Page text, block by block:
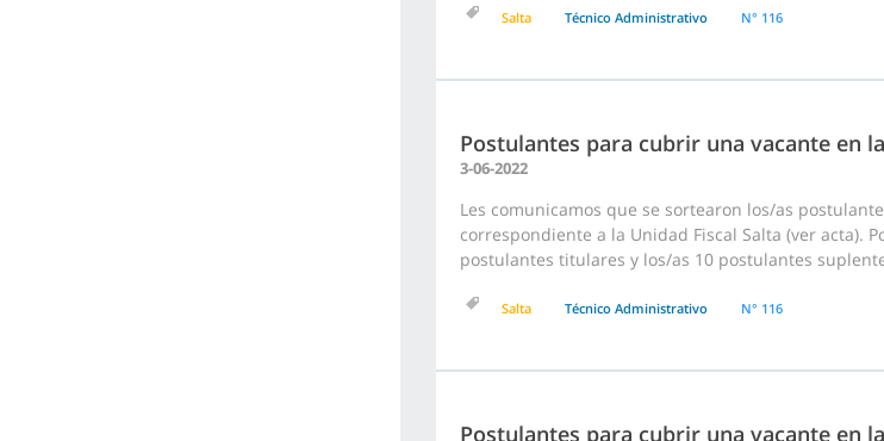
Salta Técnico Administrativo N° 116
Postulantes para cubrir una vacante en
3-06-2022
Les comunicamos que se sortearon los/as
correspondiente a la Unidad Fiscal Salta (ver acta).
postulantes titulares y los/as 10 postulantes
Salta Técnico Administrativo N° 116
Postulantes para cubrir una vacante en